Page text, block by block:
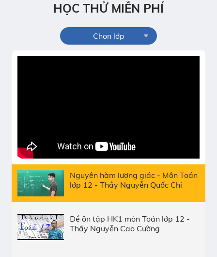
HỌC THỬ MIỄN PHÍ
Chọn lớp
Nguyên hàm lượng giác - Môn Toán
lớp 12 - Thầy Nguyễn Quốc Chí
Đề ôn tập HK1 môn Toán lớp 12 -
Thầy Nguyễn Cao Cường